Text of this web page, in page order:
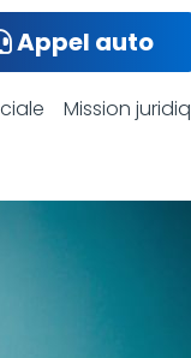
Appel auto
Mission